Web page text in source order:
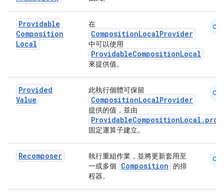
Providable
Composition
Local
在
CompositionLocalProvider
中可以使用
ProvidableCompositionLocal
來提供值。
CM
Provided
Value
此執行個體可保留
CompositionLocalProvider
提供的值，並由
固定運算子建立。
CM
Recomposer
執行重組作業，並將更新套用至
一或多個
Composition
的排
程器。
CM